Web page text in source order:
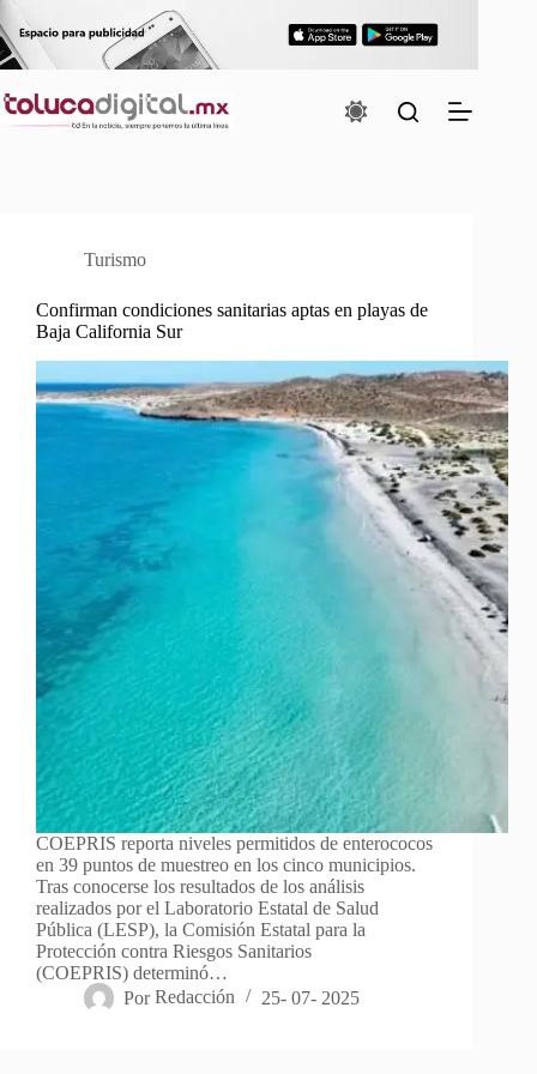
Saltar
al
contenido
Turismo
Confirman condiciones sanitarias aptas en playas de
Baja California Sur
COEPRIS reporta niveles permitidos de enterococos
en 39 puntos de muestreo en los cinco municipios.
Tras conocerse los resultados de los análisis
realizados por el Laboratorio Estatal de Salud
Pública (LESP), la Comisión Estatal para la
Protección contra Riesgos Sanitarios
(COEPRIS) determinó…
Por Redacción 25- 07- 2025